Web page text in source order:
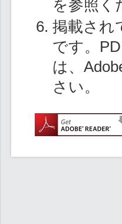
を参照く
掲載され
です。
は、
さい。